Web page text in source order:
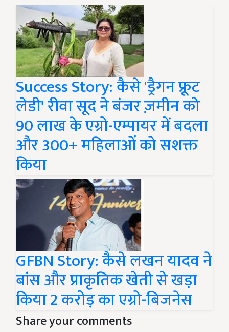
Success Story: कैसे 'ड्रैगन फ्रूट
लेडी' रीवा सूद ने बंजर ज़मीन को
90 लाख के एग्रो-एम्पायर में बदला
और 300+ महिलाओं को सशक्त
किया
GFBN Story: कैसे लखन यादव ने
बांस और प्राकृतिक खेती से खड़ा
किया 2 करोड़ का एग्रो-बिजनेस
Share your comments